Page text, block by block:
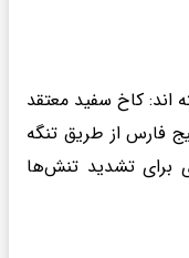
اند: کاخ سفید معتقد
فارس از طریق تنگه
برای تشدید تنش‌ها